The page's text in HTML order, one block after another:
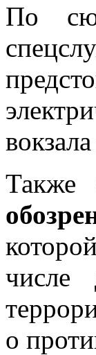
По
Также
числе
о